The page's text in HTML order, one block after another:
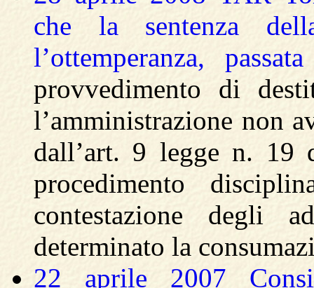
che la sentenza
l’ottemperanza,
provvedimento di
l’amministrazione non
dall’art. 9 legge n. 19
procedimento
contestazione degli
determinato la
22 aprile 2007